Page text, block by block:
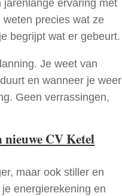
ervaring met
precies wat ze
begrijpt wat er gebeurt.
Je weet van
en wanneer je weer
Geen verrassingen,
nieuwe CV Ketel
maar ook stiller en
energierekening en